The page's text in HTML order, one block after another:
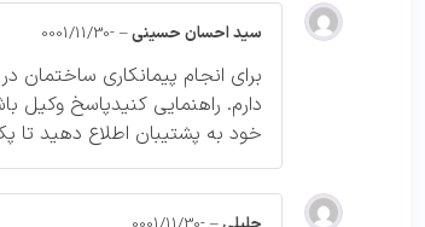
سید احسان حسینی–
-0001/11/30
برای انجام پیمانکاری ساختمان
دارم. راهنمایی کنیدپاسخ وکیل
خود به پشتیبان اطلاع دهید تا